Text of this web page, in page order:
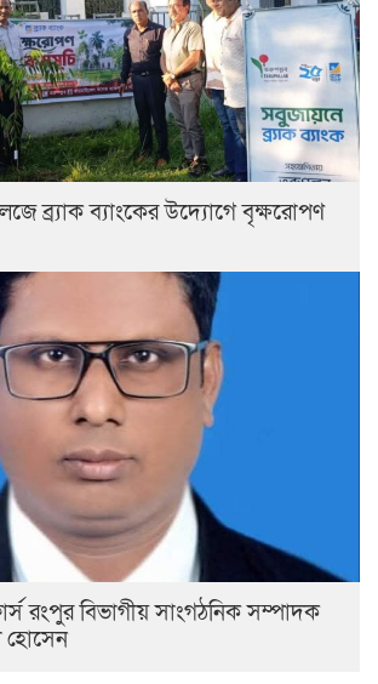
ব্র্যাক ব্যাংকের উদ্যোগে বৃক্ষরোপণ
রংপুর বিভাগীয় সাংগঠনিক সম্পাদক
হোসেন